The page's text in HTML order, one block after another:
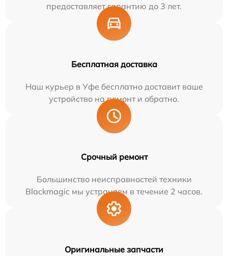
предоставляет гарантию до 3 лет.
Бесплатная доставка
Наш курьер в Уфе бесплатно доставит ваше
устройство на ремонт и обратно.
Срочный ремонт
Большинство неисправностей техники
Blackmagic мы устраняем в течение 2 часов.
Оригинальные запчасти